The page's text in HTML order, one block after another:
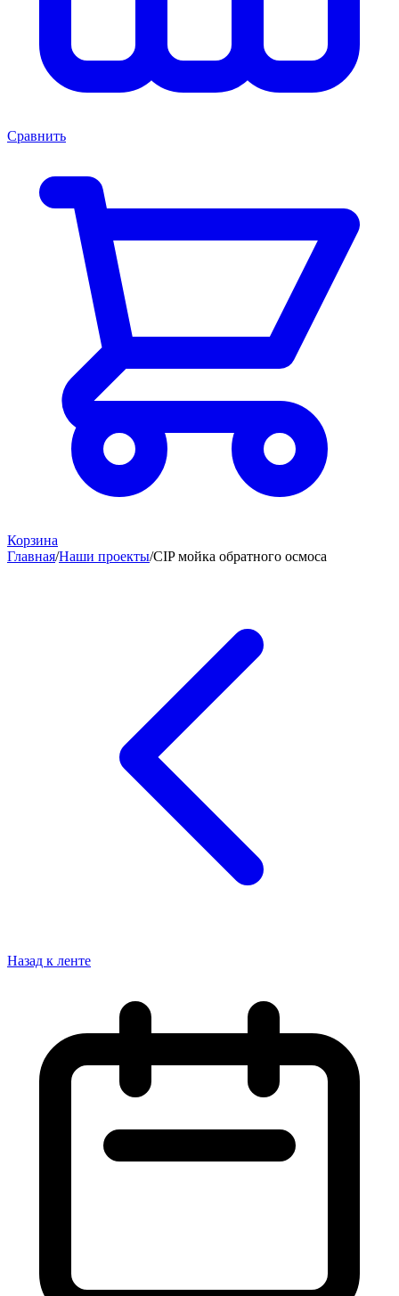
Сравнить
Корзина
Главная/Наши проекты/CIP мойка обратного осмоса
Назад к ленте